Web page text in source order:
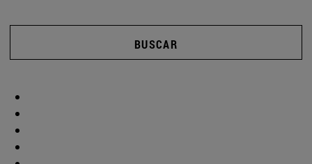
BUSCAR